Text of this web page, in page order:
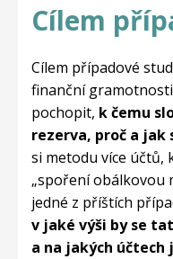
Cílem
Cílem případové
finanční
pochopit, k čemu
rezerva, proč a jak
si metodu více účtů,
„spoření obálkovou
jedné z příštích
v jaké výši by se
a na jakých